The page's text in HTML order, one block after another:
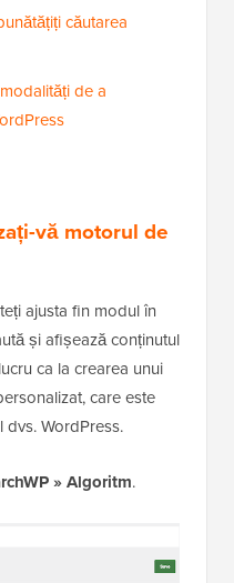
căutarea
de a
vă motorul de
ajusta fin modul în
și afișează conținutul
ca la crearea unui
care este
dvs. WordPress.
»Algoritm.